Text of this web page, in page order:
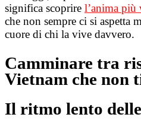
significa scoprire l’anima più
che non sempre ci si aspetta
cuore di chi la vive davvero.
Camminare tra
Vietnam che non
Il ritmo lento